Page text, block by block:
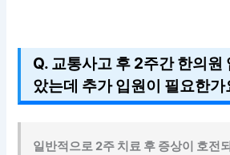
Q. 교통사고 후 2주간 한의원
았는데 추가 입원이 필요한가
일반적으로 2주 치료 후 증상이 호전